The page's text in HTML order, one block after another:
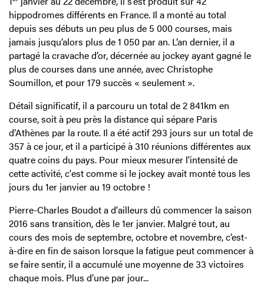
hippodromes différents en France. Il a monté au total
depuis ses débuts un peu plus de 5 000 courses, mais
jamais jusqu’alors plus de 1 050 par an. L’an dernier, il a
partagé la cravache d’or, décernée au jockey ayant gagné le
plus de courses dans une année, avec Christophe
Soumillon, et pour 179 succès « seulement ».
Détail significatif, il a parcouru un total de 2 841km en
course, soit à peu près la distance qui sépare Paris
d’Athènes par la route. Il a été actif 293 jours sur un total de
357 à ce jour, et il a participé à 310 réunions différentes aux
quatre coins du pays. Pour mieux mesurer l'intensité de
cette activité, c'est comme si le jockey avait monté tous les
jours du 1er janvier au 19 octobre !
Pierre-Charles Boudot a d'ailleurs dû commencer la saison
2016 sans transition, dès le 1er janvier. Malgré tout, au
cours des mois de septembre, octobre et novembre, c’est-
à-dire en fin de saison lorsque la fatigue peut commencer à
se faire sentir, il a accumulé une moyenne de 33 victoires
chaque mois. Plus d’une par jour...